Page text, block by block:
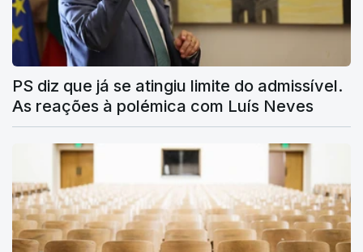
PS diz que já se atingiu limite do admissível.
As reações à polémica com Luís Neves